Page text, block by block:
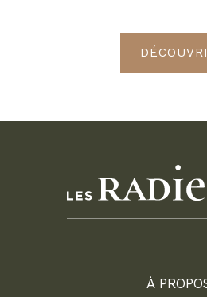
À